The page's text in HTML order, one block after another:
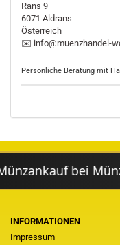
Rans 9
6071 Aldrans
Österreich
✉️ info@muenzhandel-
Persönliche Beratung mit
bei
INFORMATIONEN
Impressum